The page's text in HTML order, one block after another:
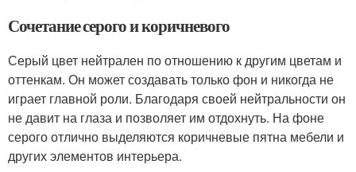
Сочетание серого и коричневого
Серый цвет нейтрален по отношению к другим цветам и
оттенкам. Он может создавать только фон и никогда не
играет главной роли. Благодаря своей нейтральности он
не давит на глаза и позволяет им отдохнуть. На фоне
серого отлично выделяются коричневые пятна мебели и
других элементов интерьера.